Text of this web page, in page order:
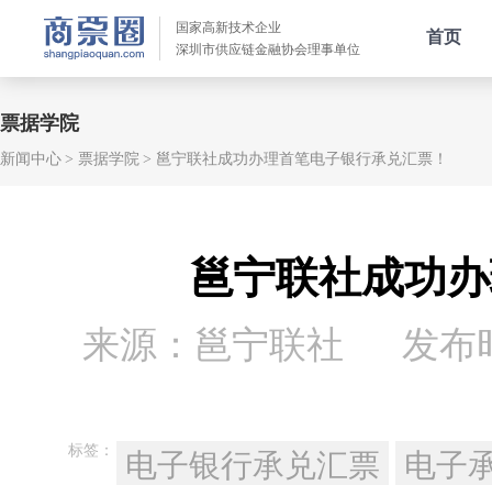
国家高新技术企业
深圳市供应链金融协会理事单位
首页
票据学院
新闻中心 票据学院 邕宁联社成功办理首笔电子银行承兑汇票！
邕宁联社成功
来源：邕宁联社 发布
标签： 电子银行承兑汇票 电子